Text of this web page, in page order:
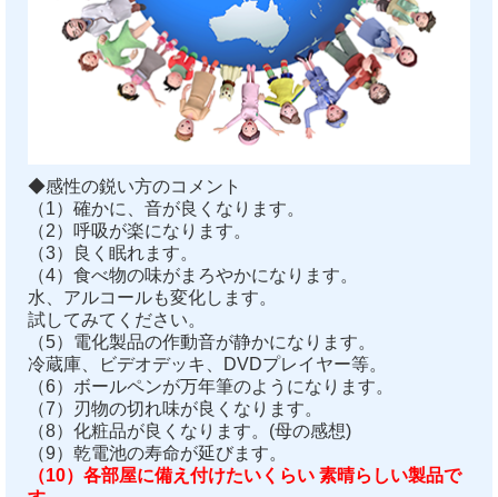
◆感性の鋭い方のコメント
（1）確かに、音が良くなります。
（2）呼吸が楽になります。
（3）良く眠れます。
（4）食べ物の味がまろやかになります。
水、アルコールも変化します。
試してみてください。
（5）電化製品の作動音が静かになります。
冷蔵庫、ビデオデッキ、DVDプレイヤー等。
（6）ボールペンが万年筆のようになります。
（7）刃物の切れ味が良くなります。
（8）化粧品が良くなります。(母の感想)
（9）乾電池の寿命が延びます。
（10）各部屋に備え付けたいくらい 素晴らしい製品で